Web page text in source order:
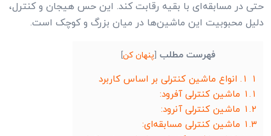
حتی در مسابقه‌ای با بقیه رقابت کند. این حس هیجان و کنترل،
دلیل محبوبیت این ماشین‌ها در میان بزرگ و کوچک است.
فهرست مطلب [پنهان کن]
۱
۱.۱ ماشین کنترلی آفرود:
۱.۲ ماشین کنترلی آنرود:
۱.۳ ماشین کنترلی مسابقه‌ای: